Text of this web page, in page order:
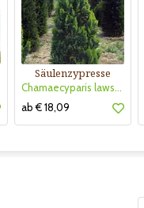
Säulenzypresse
Chamaecyparis lawsoniana 'Alumigold'
ab € 18,09